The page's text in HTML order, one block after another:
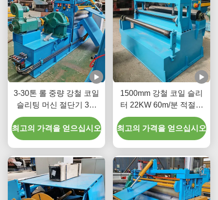
3-30톤 롤 중량 강철 코일
슬리팅 머신 절단기 3상
380V 20-200m/분
최고의 가격을 얻으십시오
1500mm 강철 코일 슬리
터 22KW 60m/분 적절한
크기 및 모양으로 절단
최고의 가격을 얻으십시오